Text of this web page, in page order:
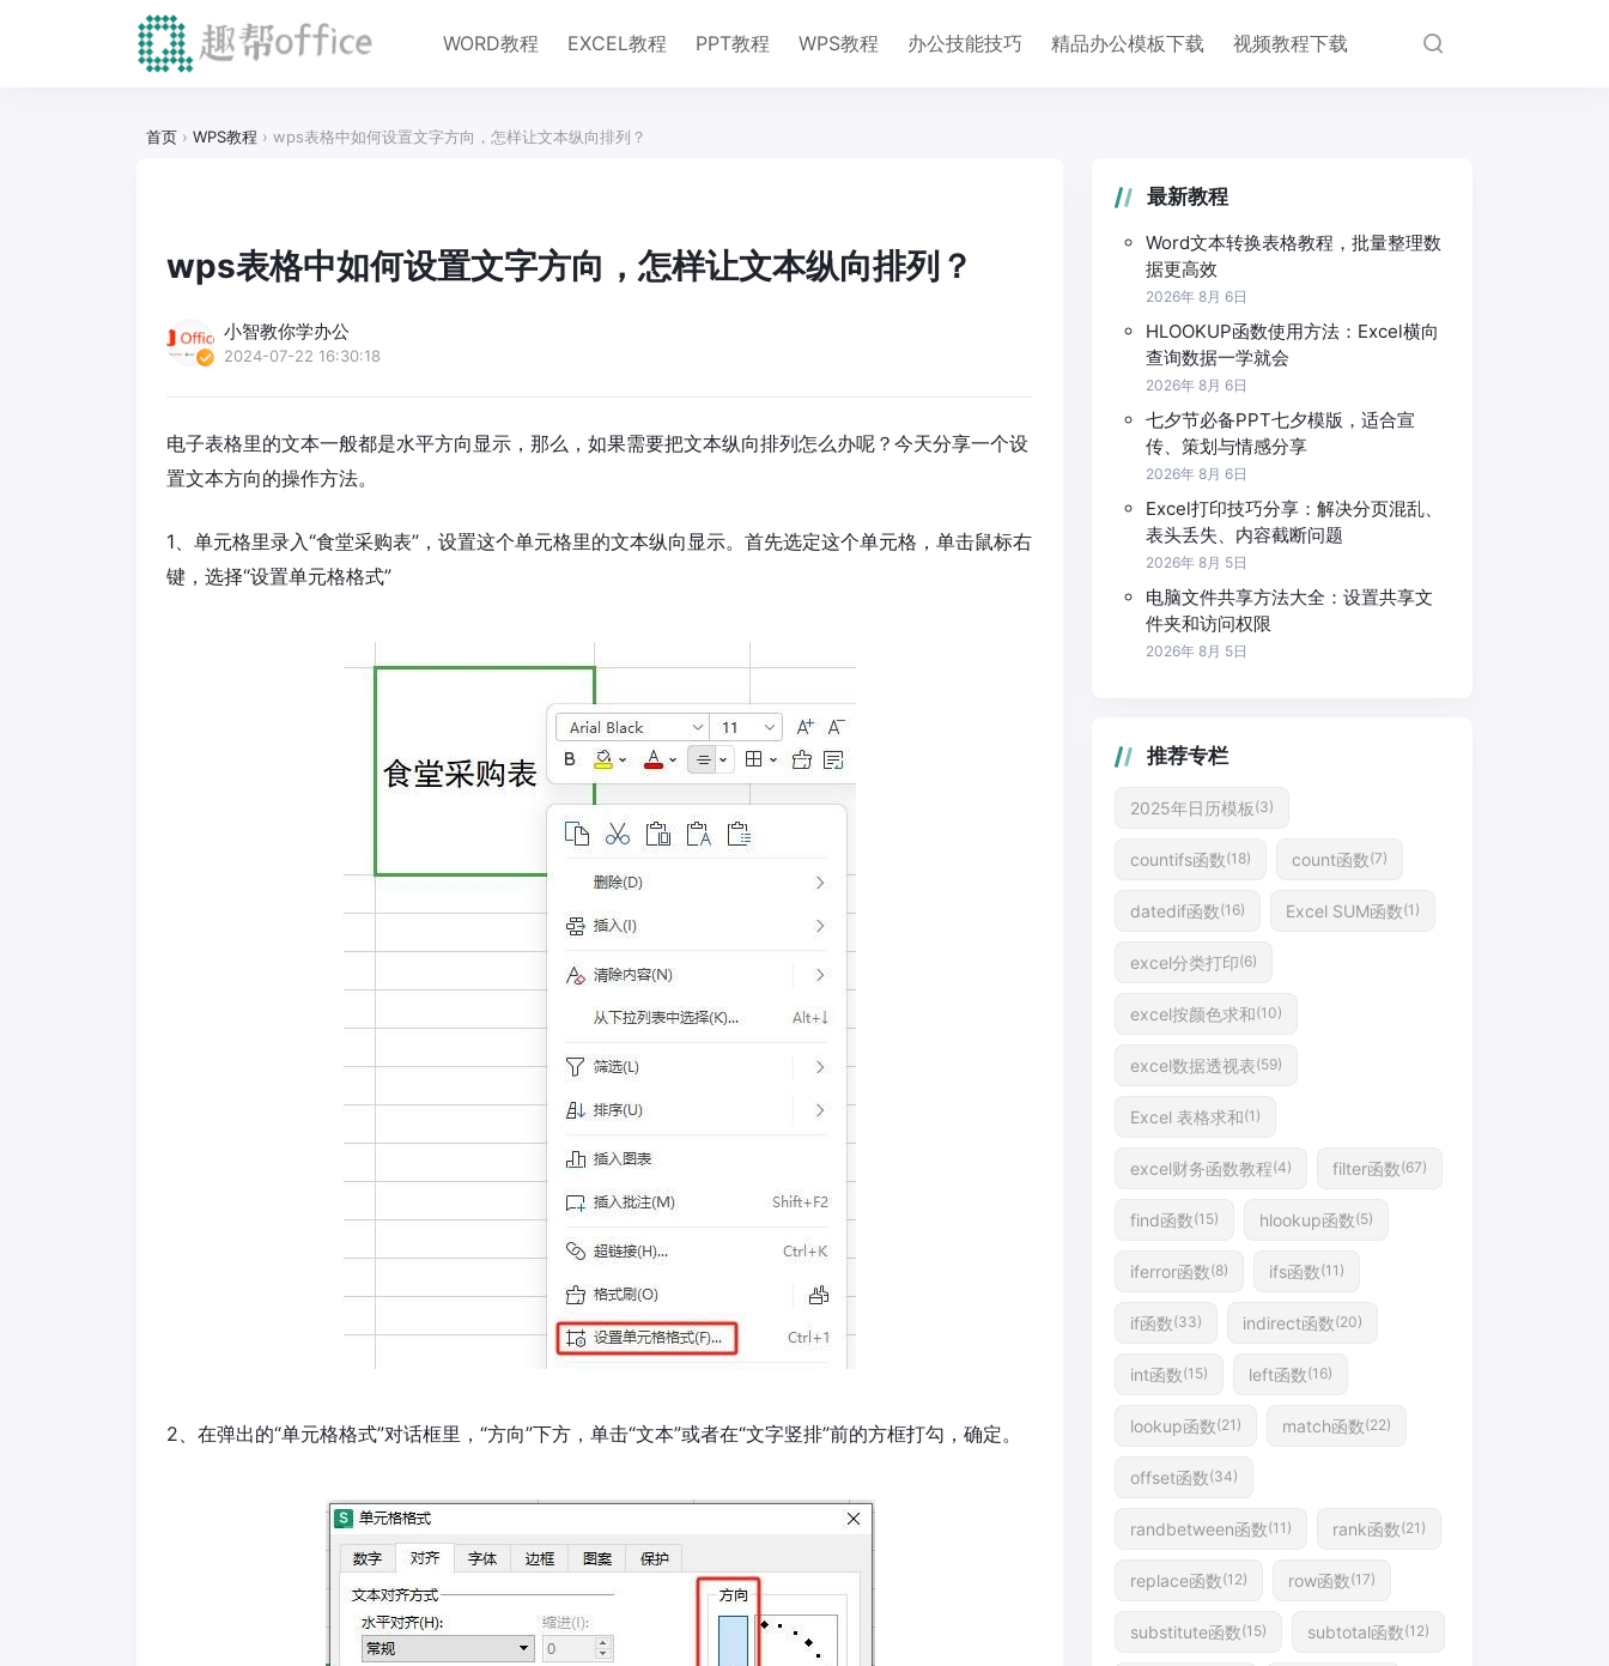
WORD教程 EXCEL教程 PPT教程 WPS教程 办公技能技巧 精品办公模板下载 视频教程下载
首页 › WPS教程 › wps表格中如何设置文字方向，怎样让文本纵向排列？
wps表格中如何设置文字方向，怎样让文本纵向排列？
小智教你学办公
2024-07-22 16:30:18
电子表格里的文本一般都是水平方向显示，那么，如果需要把文本纵向排列怎么办呢？今天分享一个设
置文本方向的操作方法。
1、单元格里录入“食堂采购表”，设置这个单元格里的文本纵向显示。首先选定这个单元格，单击鼠标右
键，选择“设置单元格格式”
2、在弹出的“单元格格式”对话框里，“方向”下方，单击“文本”或者在“文字竖排”前的方框打勾，确定。
最新教程
Word文本转换表格教程，批量整理数
据更高效
2026年 8月 6日
HLOOKUP函数使用方法：Excel横向
查询数据一学就会
2026年 8月 6日
七夕节必备PPT七夕模版，适合宣
传、策划与情感分享
2026年 8月 6日
Excel打印技巧分享：解决分页混乱、
表头丢失、内容截断问题
2026年 8月 5日
电脑文件共享方法大全：设置共享文
件夹和访问权限
2026年 8月 5日
推荐专栏
2025年日历模板 (3)
countifs函数(18) count函数(7)
datedif函数(16) Excel SUM函数(1)
excel分类打印(6)
excel按颜色求和(10)
excel数据透视表(59)
Excel 表格求和(1)
excel财务函数教程(4) filter函数(67)
find函数(15) hlookup函数(5)
iferror函数(8) ifs函数(11)
if函数(33) indirect函数(20)
int函数(15) left函数(16)
lookup函数(21) match函数(22)
offset函数(34)
randbetween函数(11) rank函数(21)
replace函数(12) row函数(17)
substitute函数(15) subtotal函数(12)